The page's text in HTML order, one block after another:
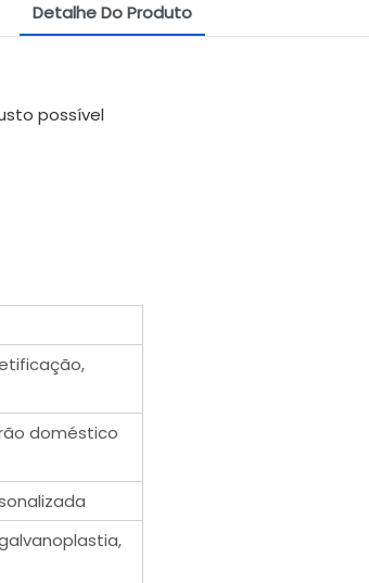
Detalhe Do Produto
possível
doméstico